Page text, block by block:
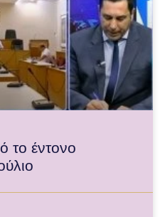
το έντονο